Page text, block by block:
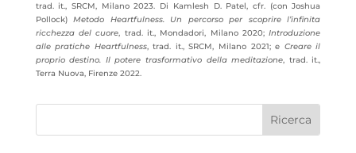
trad. it., SRCM, Milano 2023. Di Kamlesh D. Patel, cfr. (con Joshua
Pollock)Metodo Heartfulness. Un percorso per scoprire l’infinita
ricchezza del cuore, trad. it., Mondadori, Milano 2020;Introduzione
alle pratiche Heartfulness, trad. it., SRCM, Milano 2021; e Creare il
proprio destino. Il potere trasformativo della meditazione, trad. it.,
Terra Nuova, Firenze 2022.